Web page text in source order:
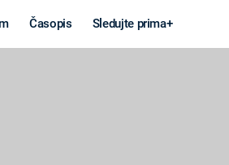
Časopis Sledujte prima+